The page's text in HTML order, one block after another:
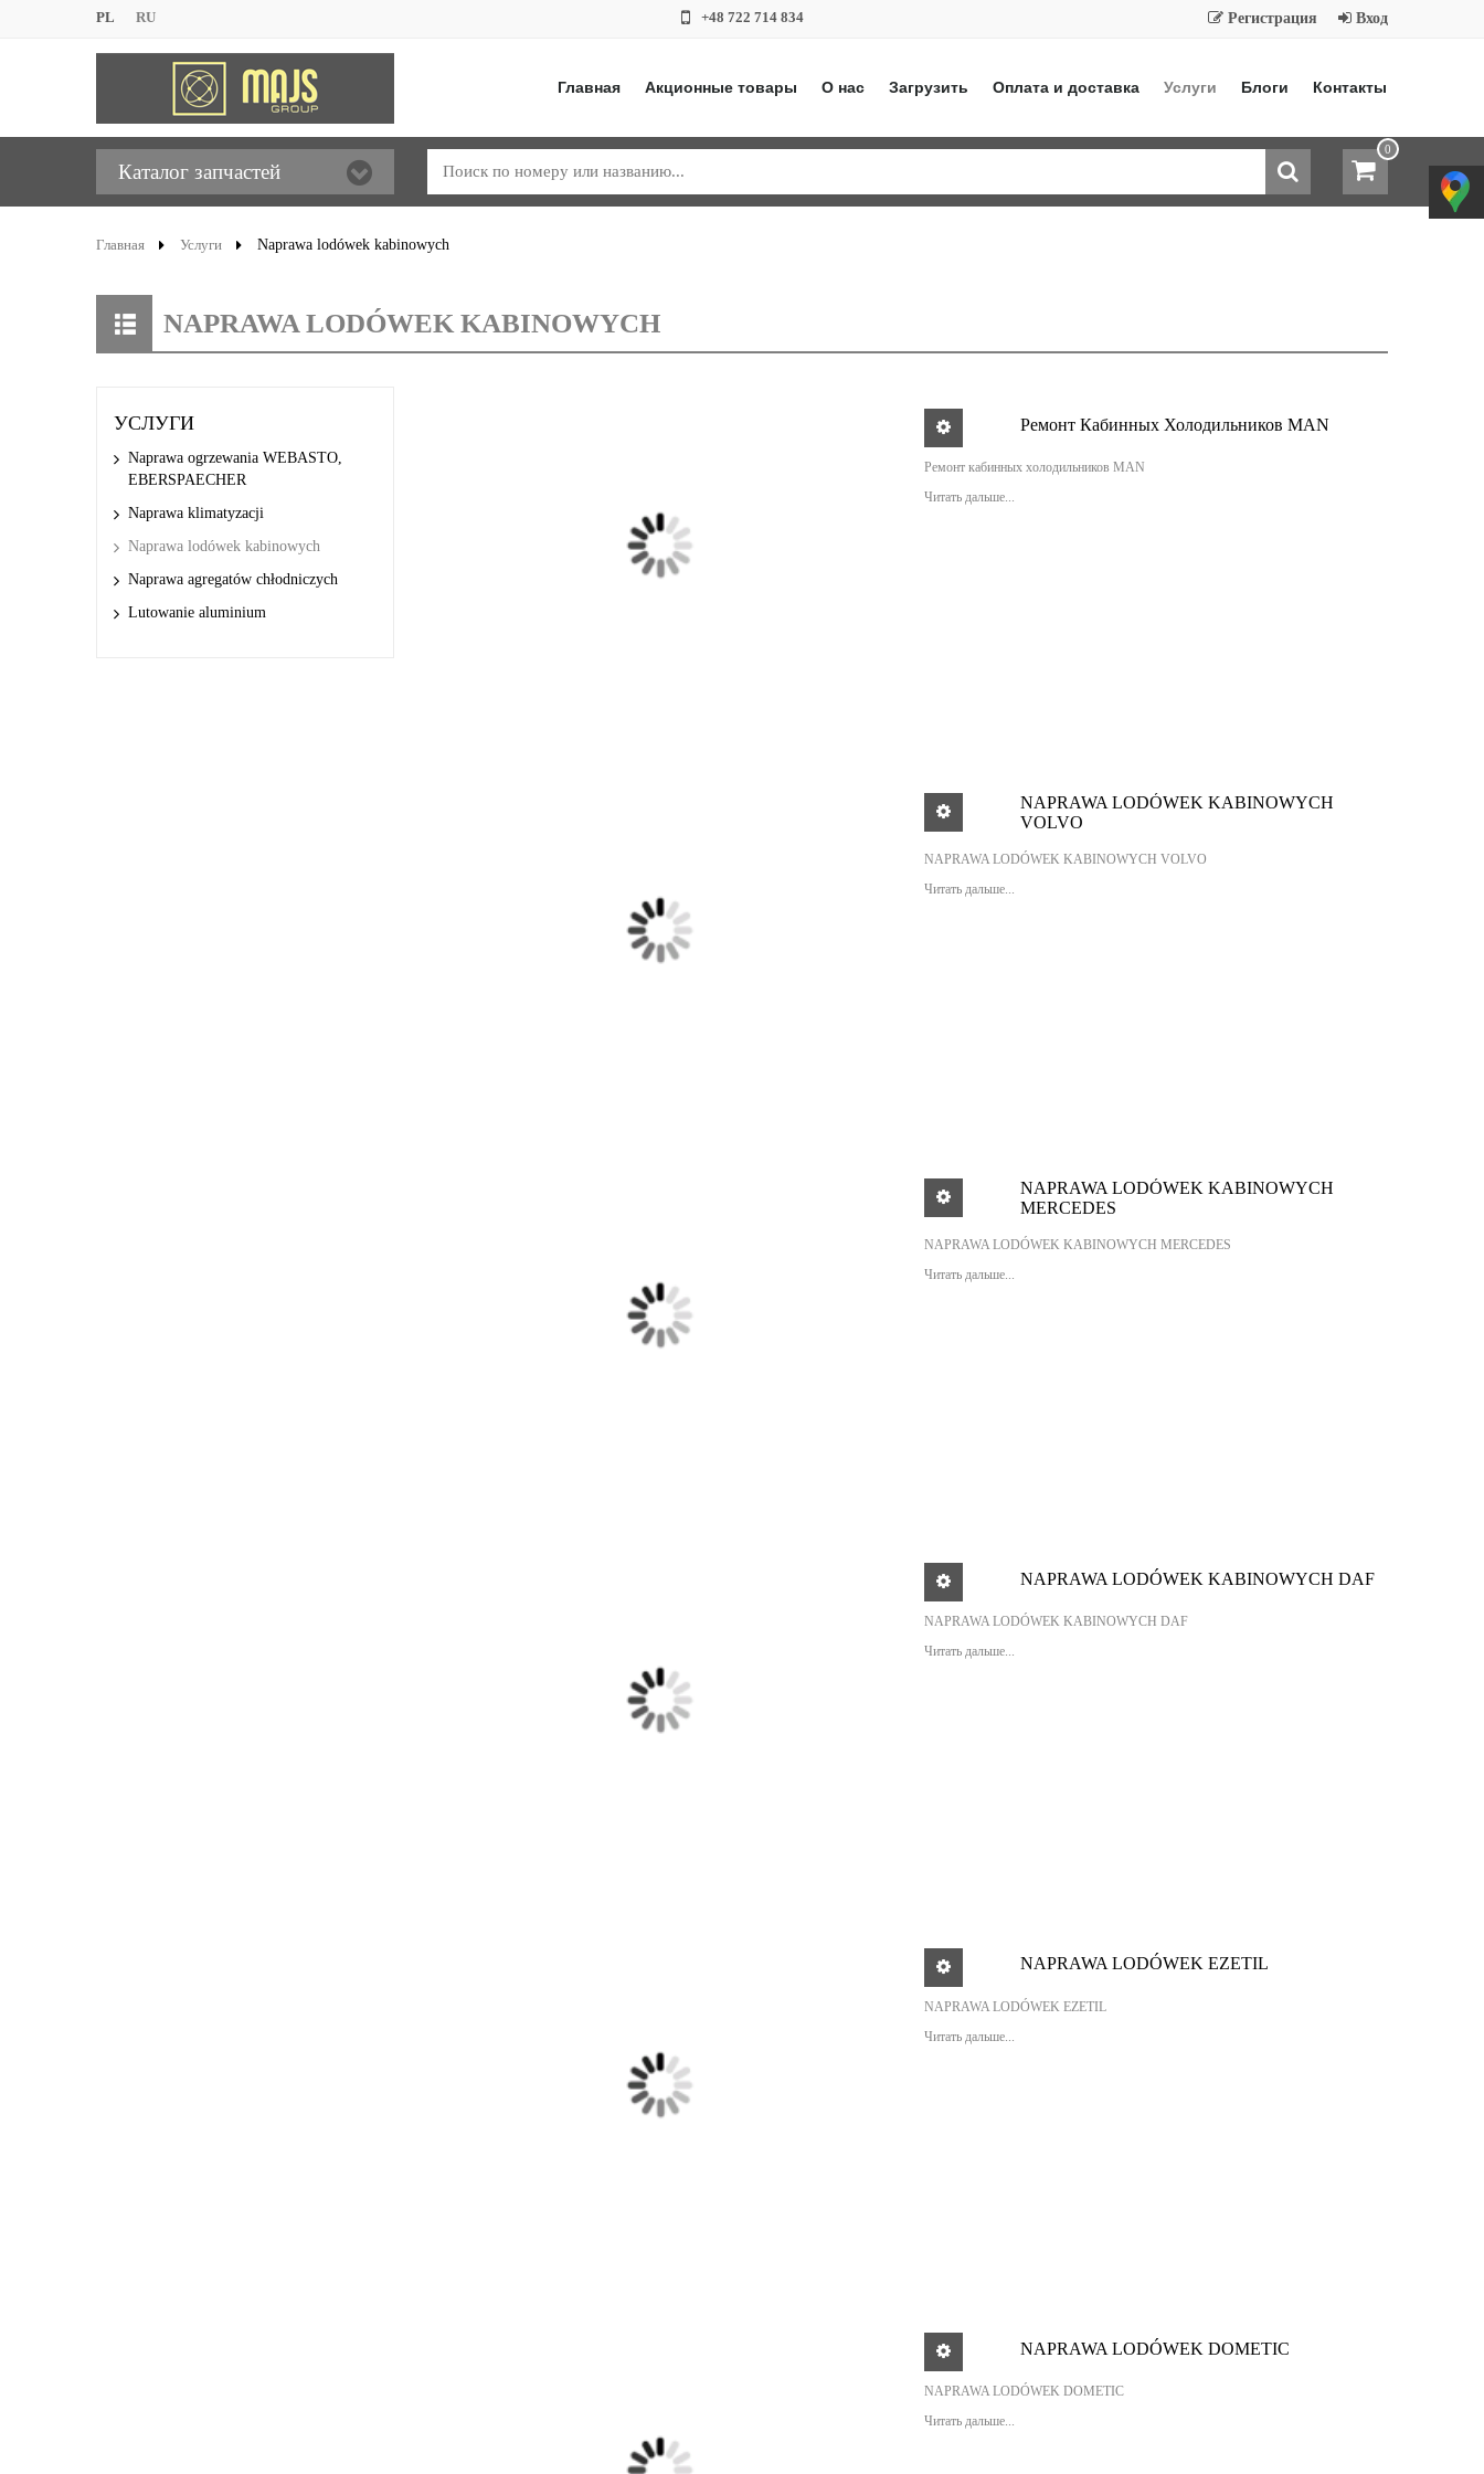
PL RU +48 722 714 834 Регистрация Вход
Главная Акционные товары О нас Загрузить Оплата и доставка Услуги Блоги Контакты
Каталог запчастей
0
Главная Услуги Naprawa lodówek kabinowych
NAPRAWA LODÓWEK KABINOWYCH
УСЛУГИ
Naprawa ogrzewania WEBASTO,
EBERSPAECHER
Naprawa klimatyzacji
Naprawa lodówek kabinowych
Naprawa agregatów chłodniczych
Lutowanie aluminium
Ремонт Кабинных Холодильников MAN
Ремонт кабинных холодильников MAN
Читать дальше...
NAPRAWA LODÓWEK KABINOWYCH
VOLVO
NAPRAWA LODÓWEK KABINOWYCH VOLVO
Читать дальше...
NAPRAWA LODÓWEK KABINOWYCH
MERCEDES
NAPRAWA LODÓWEK KABINOWYCH MERCEDES
Читать дальше...
NAPRAWA LODÓWEK KABINOWYCH DAF
NAPRAWA LODÓWEK KABINOWYCH DAF
Читать дальше...
NAPRAWA LODÓWEK EZETIL
NAPRAWA LODÓWEK EZETIL
Читать дальше...
NAPRAWA LODÓWEK DOMETIC
NAPRAWA LODÓWEK DOMETIC
Читать дальше...